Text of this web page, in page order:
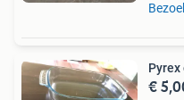
Pyrex
€